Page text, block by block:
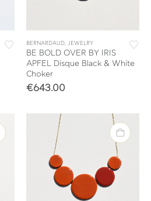
BERNARDAUD, JEWELRY
BE BOLD OVER BY IRIS
APFEL Disque Black & White
Choker
€643.00